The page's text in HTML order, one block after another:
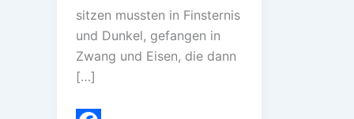
sitzen mussten in Finsternis
und Dunkel, gefangen in
Zwang und Eisen, die dann
[…]